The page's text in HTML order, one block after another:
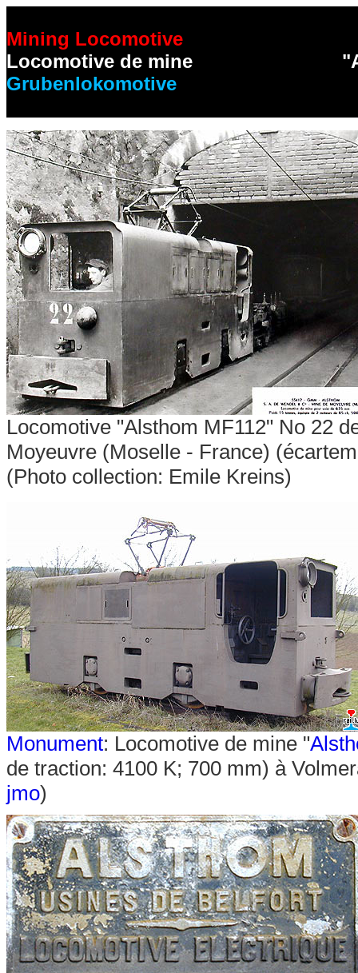
Mining Locomotive
Locomotive de mine
Grubenlokomotive
Locomotive "Alsthom MF112" No 22
Moyeuvre (Moselle - France)
(Photo collection: Emile Kreins)
Monument: Locomotive de mine "
de traction: 4100 K; 700 mm) à
jmo)